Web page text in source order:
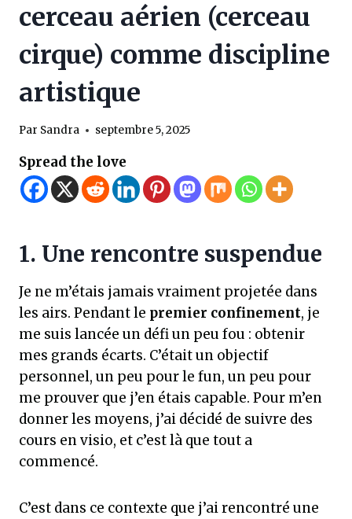
cerceau aérien (cerceau
cirque) comme discipline
artistique
Par Sandra septembre 5, 2025
Spread the love
1. Une rencontre suspendue
Je ne m’étais jamais vraiment projetée dans
les airs. Pendant le premier confinement, je
me suis lancée un défi un peu fou : obtenir
mes grands écarts. C’était un objectif
personnel, un peu pour le fun, un peu pour
me prouver que j’en étais capable. Pour m’en
donner les moyens, j’ai décidé de suivre des
cours en visio, et c’est là que tout a
commencé.
C’est dans ce contexte que j’ai rencontré une